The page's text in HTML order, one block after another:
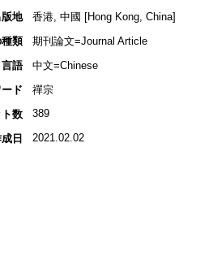
地
香港, 中國 [Hong Kong, China]
類
期刊論文=Journal Article
言語
中文=Chinese
ド
禪宗
ト数
389
日 2021.02.02